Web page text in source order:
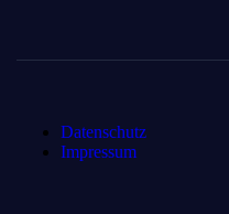
Datenschutz
Impressum